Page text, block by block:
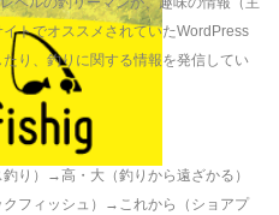
トでオススメされていたWordPress
り、釣りに関する情報を発信してい
り）→高・大（釣りから遠ざかる）
フィッシュ）→これから（ショアプ